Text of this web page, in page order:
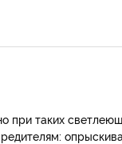
при таких